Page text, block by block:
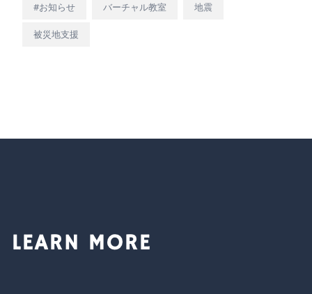
#お知らせ バーチャル教室 地震
被災地支援